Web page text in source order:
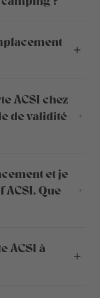
ACSI chez
de validité
et je
Que
ACSI à